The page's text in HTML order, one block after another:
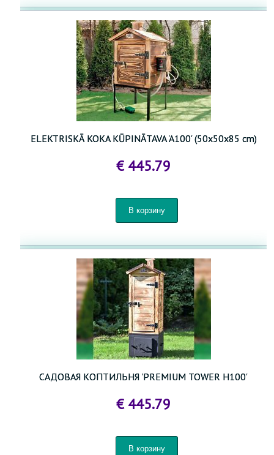
ELEKTRISKĀ KOKA KŪPINĀTAVA 'A100' (50x50x85 cm)
€ 445.79
САДОВАЯ КОПТИЛЬНЯ 'PREMIUM TOWER H100'
€ 445.79